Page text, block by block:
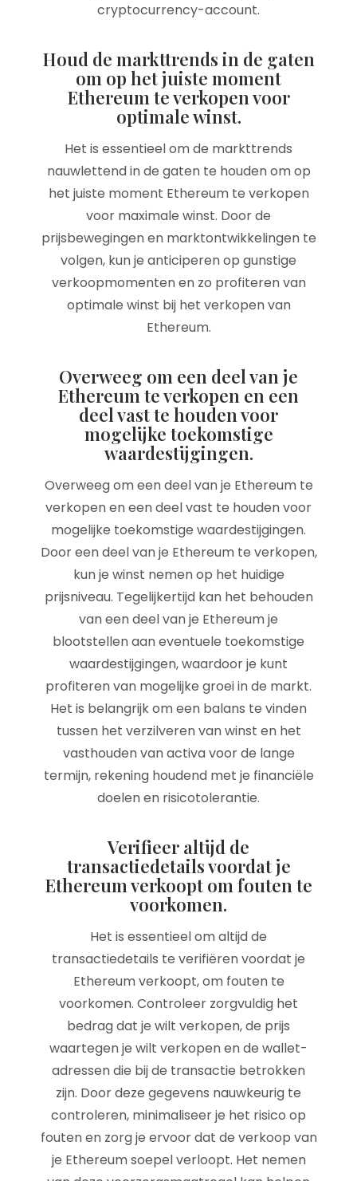
cryptocurrency-account.
Houd de markttrends in de gaten
om op het juiste moment
Ethereum te verkopen voor
optimale winst.
Het is essentieel om de markttrends
nauwlettend in de gaten te houden om op
het juiste moment Ethereum te verkopen
voor maximale winst. Door de
prijsbewegingen en marktontwikkelingen te
volgen, kun je anticiperen op gunstige
verkoopmomenten en zo profiteren van
optimale winst bij het verkopen van
Ethereum.
Overweeg om een deel van je
Ethereum te verkopen en een
deel vast te houden voor
mogelijke toekomstige
waardestijgingen.
Overweeg om een deel van je Ethereum te
verkopen en een deel vast te houden voor
mogelijke toekomstige waardestijgingen.
Door een deel van je Ethereum te verkopen,
kun je winst nemen op het huidige
prijsniveau. Tegelijkertijd kan het behouden
van een deel van je Ethereum je
blootstellen aan eventuele toekomstige
waardestijgingen, waardoor je kunt
profiteren van mogelijke groei in de markt.
Het is belangrijk om een balans te vinden
tussen het verzilveren van winst en het
vasthouden van activa voor de lange
termijn, rekening houdend met je financiële
doelen en risicotolerantie.
Verifieer altijd de
transactiedetails voordat je
Ethereum verkoopt om fouten te
voorkomen.
Het is essentieel om altijd de
transactiedetails te verifiëren voordat je
Ethereum verkoopt, om fouten te
voorkomen. Controleer zorgvuldig het
bedrag dat je wilt verkopen, de prijs
waartegen je wilt verkopen en de wallet-
adressen die bij de transactie betrokken
zijn. Door deze gegevens nauwkeurig te
controleren, minimaliseer je het risico op
fouten en zorg je ervoor dat de verkoop van
je Ethereum soepel verloopt. Het nemen